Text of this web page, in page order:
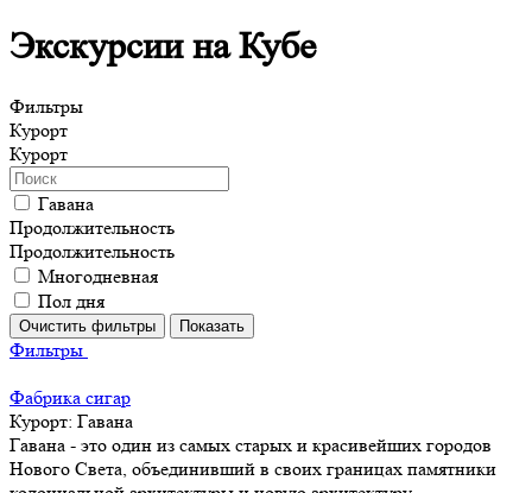
Экскурсии на Кубе
Фильтры
Курорт
Курорт
Гавана
Продолжительность
Продолжительность
Многодневная
Пол дня
Фильтры
Фабрика сигар
Курорт: Гавана
Гавана - это один из самых старых и красивейших городов
Нового Света, объединивший в своих границах памятники